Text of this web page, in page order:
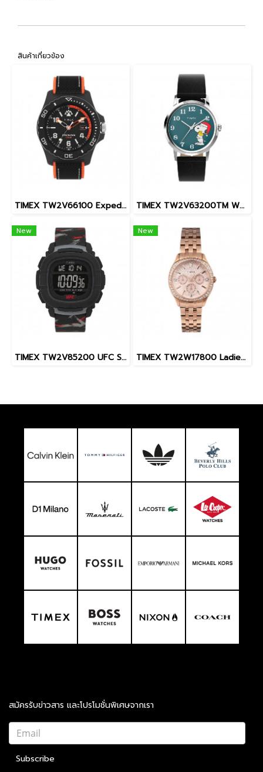
สินค้าเกี่ยวข้อง
TIMEX TW2V66100 Expedition North® Freedive Ocea นาฬิกาข้อมือผู้ชาย สายผลิตจากวัสดุใต้ทะเลลึก สีดำ/ส้ม หน้าปัด 46 มม. TIMEX TW2V63200TM W22 PEANUTS MARLIN SNOOPY
New
TIMEX TW2V85200 UFC Street Shock XL Fight Week นาฬิกาข้อมือผู้ชาย สายซิลิโคน สีดำ หน้าปัด 45 มม.
New
TIMEX TW2W17800 Ladies นาฬิกาข้อมือผู้หญิง สายสแตนเลส สีโรสโกลด์ หน้าปัด 36 มม.
สมัครรับข่าวสาร และโปรโมชั่นพิเศษจากเรา
Subscribe